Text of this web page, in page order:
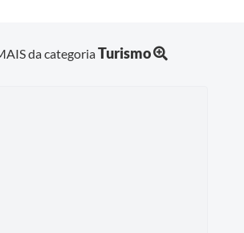
da categoriaTurismo